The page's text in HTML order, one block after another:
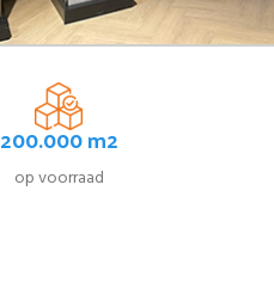
200.000 m2
op voorraad